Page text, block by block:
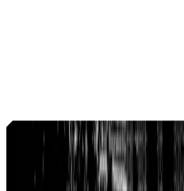
Lepsze pozycje, więcej